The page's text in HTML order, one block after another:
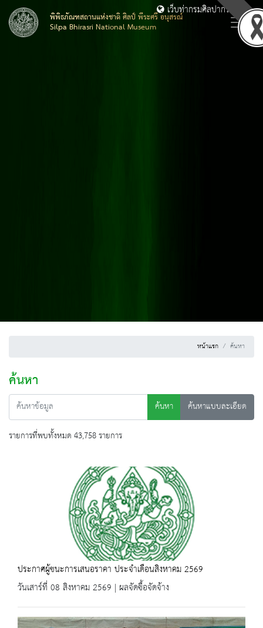
พิพิธภัณฑสถานแห่งชาติ ศิลป์ พีระศรี อนุสรณ์
Silpa Bhirasri National Museum
เว็บท่ากรมศิลปากร
หน้าแรก ค้นหา
ค้นหา
ค้นหา
ค้นหาแบบละเอียด
รายการที่พบทั้งหมด 43,758 รายการ
ประกาศผู้ชนะการเสนอราคา ประจำเดือนสิงหาคม 2569
วันเสาร์ที่ 08 สิงหาคม 2569 | ผลจัดซื้อจัดจ้าง